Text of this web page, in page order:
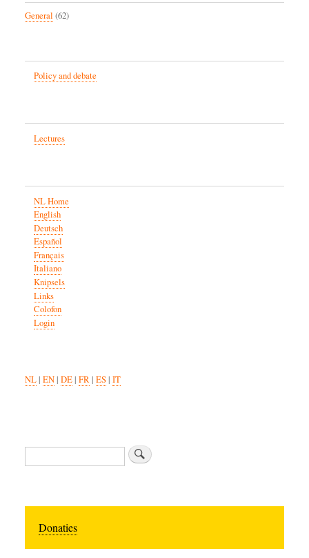
General (62)
Policy and debate
Lectures
NL Home
English
Deutsch
Español
Français
Italiano
Knipsels
Links
Colofon
Login
NL| EN| DE| FR| ES| IT
Search
Donaties